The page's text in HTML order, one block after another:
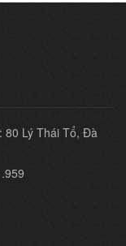
80 Lý Thái Tổ, Đà